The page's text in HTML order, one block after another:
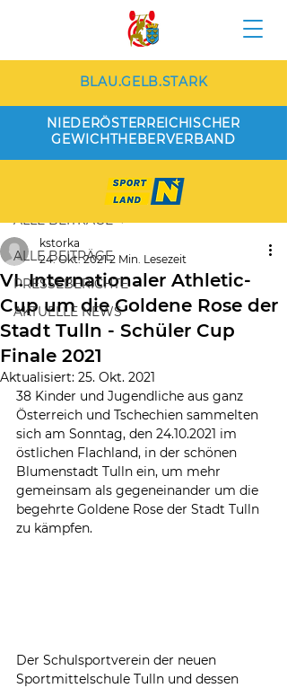
BLAU.GELB.STARK
NIEDERÖSTERREICHISCHER
GEWICHTHEBERVERBAND
ALLE BEITRÄGE
PRESSEBERICHTE
AKTUELLE NEWS
ALLE BEITRÄGE
VI. Internationaler Athletic-
Cup um die Goldene Rose der
Stadt Tulln - Schüler Cup
Finale 2021
kstorka
24. Okt. 2021 2 Min. Lesezeit
Aktualisiert: 25. Okt. 2021
38 Kinder und Jugendliche aus ganz
Österreich und Tschechien sammelten
sich am Sonntag, den 24.10.2021 im
östlichen Flachland, in der schönen
Blumenstadt Tulln ein, um mehr
gemeinsam als gegeneinander um die
begehrte Goldene Rose der Stadt Tulln
zu kämpfen.
Der Schulsportverein der neuen
Sportmittelschule Tulln und dessen